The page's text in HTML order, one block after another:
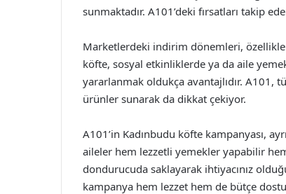
sunmaktadır. A101’deki fırsatları takip
Marketlerdeki indirim dönemleri, özellikle
köfte, sosyal etkinliklerde ya da aile
yararlanmak oldukça avantajlıdır. A101,
ürünler sunarak da dikkat çekiyor.
A101’in Kadınbudu köfte kampanyası,
aileler hem lezzetli yemekler yapabilir
dondurucuda saklayarak ihtiyacınız
kampanya hem lezzet hem de bütçe